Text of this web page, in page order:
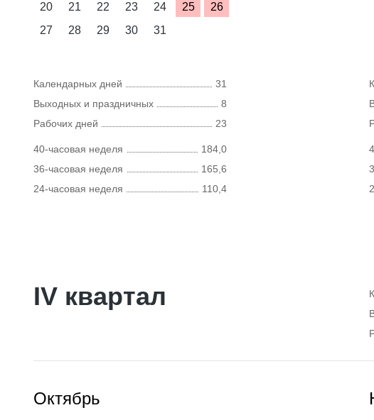
20
21 22 23 24 25
26
27
28 29 30 31
Календарных дней
31
Выходных и праздничных
8
Рабочих дней
23
40-часовая неделя
184,0
36-часовая неделя
165,6
24-часовая неделя
110,4
IV квартал
Октябрь